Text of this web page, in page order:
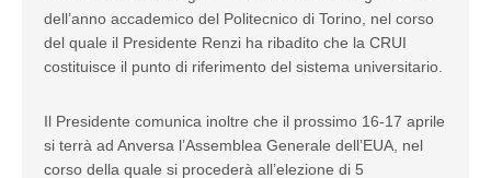
dell’anno accademico del Politecnico di Torino, nel corso
del quale il Presidente Renzi ha ribadito che la CRUI
costituisce il punto di riferimento del sistema universitario.
Il Presidente comunica inoltre che il prossimo 16-17 aprile
si terrà ad Anversa l’Assemblea Generale dell’EUA, nel
corso della quale si procederà all’elezione di 5